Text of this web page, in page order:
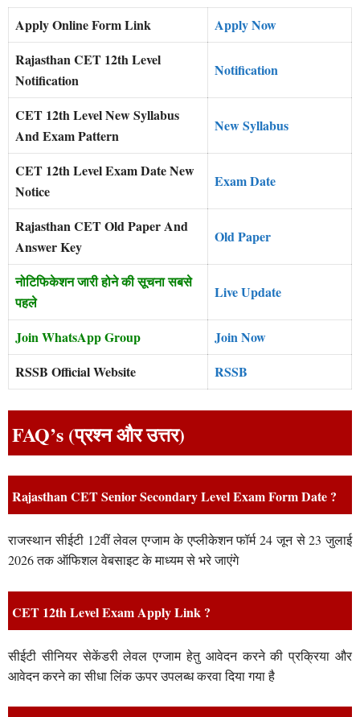
Apply Online Form Link
Apply Now
Rajasthan CET 12th Level
Notification
Notification
CET 12th Level New Syllabus
And Exam Pattern
New Syllabus
CET 12th Level Exam Date New
Notice
Exam Date
Rajasthan CET Old Paper And
Answer Key
Old Paper
नोटिफिकेशन जारी होने की सूचना सबसे
पहले
Live Update
Join WhatsApp Group
Join Now
RSSB Official Website
RSSB
FAQ’s (प्रश्न और उत्तर)
Rajasthan CET Senior Secondary Level Exam Form Date ?
राजस्थान सीईटी 12वीं लेवल एग्जाम के एप्लीकेशन फॉर्म 24 जून से 23 जुलाई
2026 तक ऑफिशल वेबसाइट के माध्यम से भरे जाएंगे
CET 12th Level Exam Apply Link ?
सीईटी सीनियर सेकेंडरी लेवल एग्जाम हेतु आवेदन करने की प्रक्रिया और
आवेदन करने का सीधा लिंक ऊपर उपलब्ध करवा दिया गया है